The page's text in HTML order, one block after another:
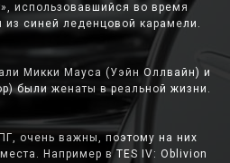
использовавшийся во время
из синей леденцовой карамели.
Микки Мауса (Уэйн Оллвайн) и
были женаты в реальной жизни.
очень важны, поэтому на них
Например в TES IV: Oblivion